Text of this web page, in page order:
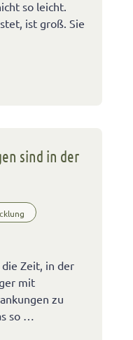
so leicht.
ist groß. Sie
sind in der
Zeit, in der
mit
zu
so …